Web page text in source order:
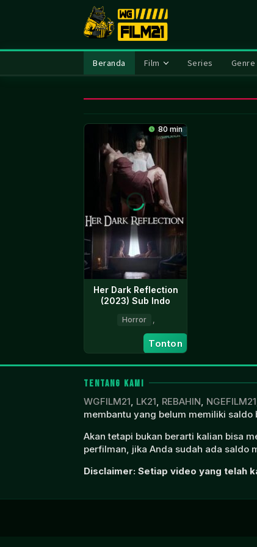
Beranda Film Series Genre
80 min
Her Dark Reflection
(2023) Sub Indo
Horror ,
Sep
2023
Erin
Good
Tonton
TENTANG KAMI
WGFILM21, LK21, REBAHIN, NGEFILM21
membantu yang belum memiliki
Akan tetapi bukan berarti kalian bisa
perfilman, jika Anda sudah ada saldo
Disclaimer: Setiap video yang telah